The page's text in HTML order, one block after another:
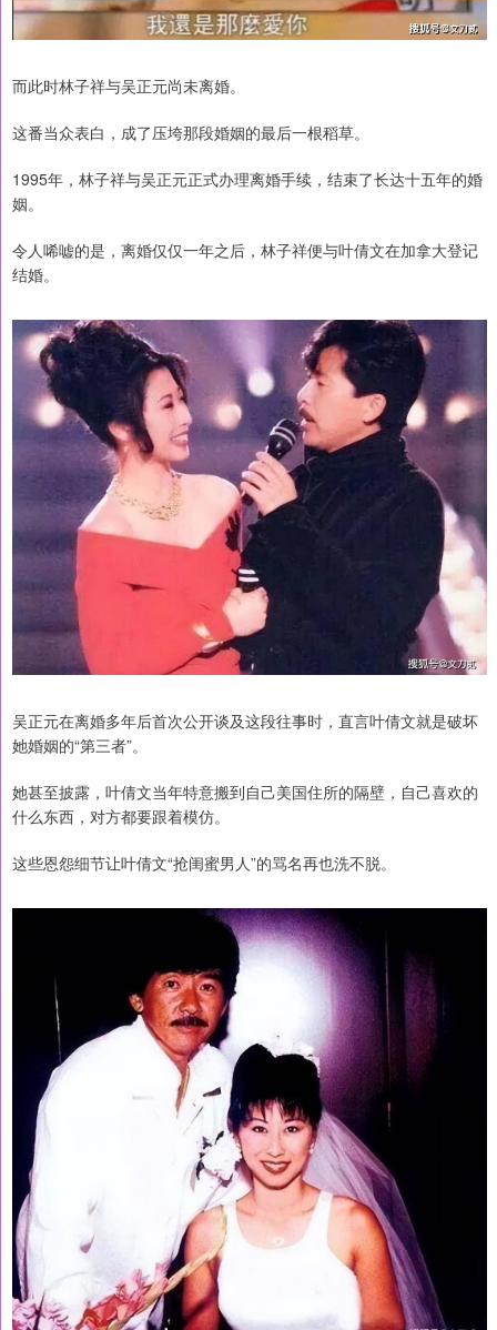
而此时林子祥与吴正元尚未离婚。
这番当众表白，成了压垮那段婚姻的最后一根稻草。
1995年，林子祥与吴正元正式办理离婚手续，结束了长达十五年的婚
姻。
令人唏嘘的是，离婚仅仅一年之后，林子祥便与叶倩文在加拿大登记
结婚。
吴正元在离婚多年后首次公开谈及这段往事时，直言叶倩文就是破坏
她婚姻的“第三者”。
她甚至披露，叶倩文当年特意搬到自己美国住所的隔壁，自己喜欢的
什么东西，对方都要跟着模仿。
这些恩怨细节让叶倩文“抢闺蜜男人”的骂名再也洗不脱。